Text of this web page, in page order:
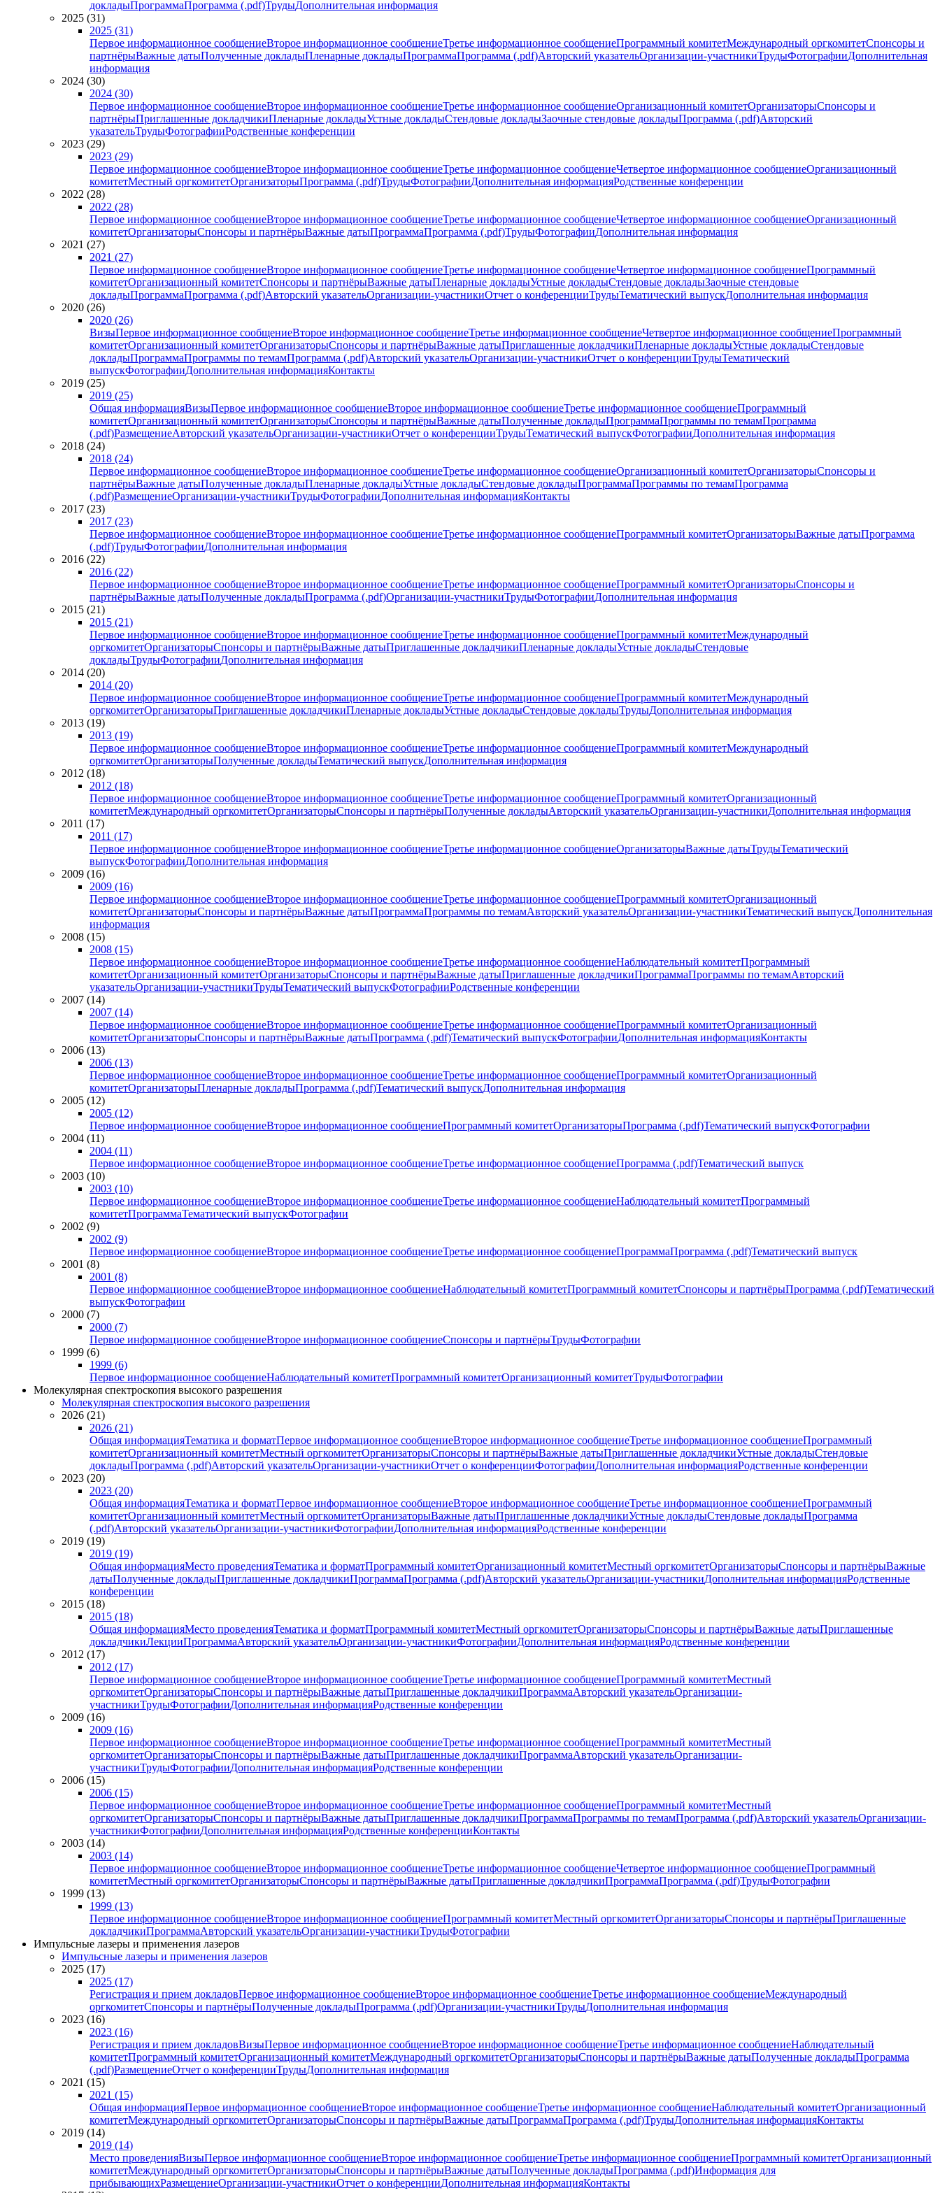
докладыПрограммаПрограмма (.pdf)ТрудыДополнительная информация
2025 (31)
2025 (31)
Первое информационное сообщениеВторое информационное сообщениеТретье информационное сообщениеПрограммный комитетМеждународный оргкомитетСпонсоры и
партнёрыВажные датыПолученные докладыПленарные докладыПрограммаПрограмма (.pdf)Авторский указательОрганизации-участникиТрудыФотографииДополнительная
информация
2024 (30)
2024 (30)
Первое информационное сообщениеВторое информационное сообщениеТретье информационное сообщениеОрганизационный комитетОрганизаторыСпонсоры и
партнёрыПриглашенные докладчикиПленарные докладыУстные докладыСтендовые докладыЗаочные стендовые докладыПрограмма (.pdf)Авторский
указательТрудыФотографииРодственные конференции
2023 (29)
2023 (29)
Первое информационное сообщениеВторое информационное сообщениеТретье информационное сообщениеЧетвертое информационное сообщениеОрганизационный
комитетМестный оргкомитетОрганизаторыПрограмма (.pdf)ТрудыФотографииДополнительная информацияРодственные конференции
2022 (28)
2022 (28)
Первое информационное сообщениеВторое информационное сообщениеТретье информационное сообщениеЧетвертое информационное сообщениеОрганизационный
комитетОрганизаторыСпонсоры и партнёрыВажные датыПрограммаПрограмма (.pdf)ТрудыФотографииДополнительная информация
2021 (27)
2021 (27)
Первое информационное сообщениеВторое информационное сообщениеТретье информационное сообщениеЧетвертое информационное сообщениеПрограммный
комитетОрганизационный комитетСпонсоры и партнёрыВажные датыПленарные докладыУстные докладыСтендовые докладыЗаочные стендовые
докладыПрограммаПрограмма (.pdf)Авторский указательОрганизации-участникиОтчет о конференцииТрудыТематический выпускДополнительная информация
2020 (26)
2020 (26)
ВизыПервое информационное сообщениеВторое информационное сообщениеТретье информационное сообщениеЧетвертое информационное сообщениеПрограммный
комитетОрганизационный комитетОрганизаторыСпонсоры и партнёрыВажные датыПриглашенные докладчикиПленарные докладыУстные докладыСтендовые
докладыПрограммаПрограммы по темамПрограмма (.pdf)Авторский указательОрганизации-участникиОтчет о конференцииТрудыТематический
выпускФотографииДополнительная информацияКонтакты
2019 (25)
2019 (25)
Общая информацияВизыПервое информационное сообщениеВторое информационное сообщениеТретье информационное сообщениеПрограммный
комитетОрганизационный комитетОрганизаторыСпонсоры и партнёрыВажные датыПолученные докладыПрограммаПрограммы по темамПрограмма
(.pdf)РазмещениеАвторский указательОрганизации-участникиОтчет о конференцииТрудыТематический выпускФотографииДополнительная информация
2018 (24)
2018 (24)
Первое информационное сообщениеВторое информационное сообщениеТретье информационное сообщениеОрганизационный комитетОрганизаторыСпонсоры и
партнёрыВажные датыПолученные докладыПленарные докладыУстные докладыСтендовые докладыПрограммаПрограммы по темамПрограмма
(.pdf)РазмещениеОрганизации-участникиТрудыФотографииДополнительная информацияКонтакты
2017 (23)
2017 (23)
Первое информационное сообщениеВторое информационное сообщениеТретье информационное сообщениеПрограммный комитетОрганизаторыВажные датыПрограмма
(.pdf)ТрудыФотографииДополнительная информация
2016 (22)
2016 (22)
Первое информационное сообщениеВторое информационное сообщениеТретье информационное сообщениеПрограммный комитетОрганизаторыСпонсоры и
партнёрыВажные датыПолученные докладыПрограмма (.pdf)Организации-участникиТрудыФотографииДополнительная информация
2015 (21)
2015 (21)
Первое информационное сообщениеВторое информационное сообщениеТретье информационное сообщениеПрограммный комитетМеждународный
оргкомитетОрганизаторыСпонсоры и партнёрыВажные датыПриглашенные докладчикиПленарные докладыУстные докладыСтендовые
докладыТрудыФотографииДополнительная информация
2014 (20)
2014 (20)
Первое информационное сообщениеВторое информационное сообщениеТретье информационное сообщениеПрограммный комитетМеждународный
оргкомитетОрганизаторыПриглашенные докладчикиПленарные докладыУстные докладыСтендовые докладыТрудыДополнительная информация
2013 (19)
2013 (19)
Первое информационное сообщениеВторое информационное сообщениеТретье информационное сообщениеПрограммный комитетМеждународный
оргкомитетОрганизаторыПолученные докладыТематический выпускДополнительная информация
2012 (18)
2012 (18)
Первое информационное сообщениеВторое информационное сообщениеТретье информационное сообщениеПрограммный комитетОрганизационный
комитетМеждународный оргкомитетОрганизаторыСпонсоры и партнёрыПолученные докладыАвторский указательОрганизации-участникиДополнительная информация
2011 (17)
2011 (17)
Первое информационное сообщениеВторое информационное сообщениеТретье информационное сообщениеОрганизаторыВажные датыТрудыТематический
выпускФотографииДополнительная информация
2009 (16)
2009 (16)
Первое информационное сообщениеВторое информационное сообщениеТретье информационное сообщениеПрограммный комитетОрганизационный
комитетОрганизаторыСпонсоры и партнёрыВажные датыПрограммаПрограммы по темамАвторский указательОрганизации-участникиТематический выпускДополнительная
информация
2008 (15)
2008 (15)
Первое информационное сообщениеВторое информационное сообщениеТретье информационное сообщениеНаблюдательный комитетПрограммный
комитетОрганизационный комитетОрганизаторыСпонсоры и партнёрыВажные датыПриглашенные докладчикиПрограммаПрограммы по темамАвторский
указательОрганизации-участникиТрудыТематический выпускФотографииРодственные конференции
2007 (14)
2007 (14)
Первое информационное сообщениеВторое информационное сообщениеТретье информационное сообщениеПрограммный комитетОрганизационный
комитетОрганизаторыСпонсоры и партнёрыВажные датыПрограмма (.pdf)Тематический выпускФотографииДополнительная информацияКонтакты
2006 (13)
2006 (13)
Первое информационное сообщениеВторое информационное сообщениеТретье информационное сообщениеПрограммный комитетОрганизационный
комитетОрганизаторыПленарные докладыПрограмма (.pdf)Тематический выпускДополнительная информация
2005 (12)
2005 (12)
Первое информационное сообщениеВторое информационное сообщениеПрограммный комитетОрганизаторыПрограмма (.pdf)Тематический выпускФотографии
2004 (11)
2004 (11)
Первое информационное сообщениеВторое информационное сообщениеТретье информационное сообщениеПрограмма (.pdf)Тематический выпуск
2003 (10)
2003 (10)
Первое информационное сообщениеВторое информационное сообщениеТретье информационное сообщениеНаблюдательный комитетПрограммный
комитетПрограммаТематический выпускФотографии
2002 (9)
2002 (9)
Первое информационное сообщениеВторое информационное сообщениеТретье информационное сообщениеПрограммаПрограмма (.pdf)Тематический выпуск
2001 (8)
2001 (8)
Первое информационное сообщениеВторое информационное сообщениеНаблюдательный комитетПрограммный комитетСпонсоры и партнёрыПрограмма (.pdf)Тематический
выпускФотографии
2000 (7)
2000 (7)
Первое информационное сообщениеВторое информационное сообщениеСпонсоры и партнёрыТрудыФотографии
1999 (6)
1999 (6)
Первое информационное сообщениеНаблюдательный комитетПрограммный комитетОрганизационный комитетТрудыФотографии
Молекулярная спектроскопия высокого разрешения
Молекулярная спектроскопия высокого разрешения
2026 (21)
2026 (21)
Общая информацияТематика и форматПервое информационное сообщениеВторое информационное сообщениеТретье информационное сообщениеПрограммный
комитетОрганизационный комитетМестный оргкомитетОрганизаторыСпонсоры и партнёрыВажные датыПриглашенные докладчикиУстные докладыСтендовые
докладыПрограмма (.pdf)Авторский указательОрганизации-участникиОтчет о конференцииФотографииДополнительная информацияРодственные конференции
2023 (20)
2023 (20)
Общая информацияТематика и форматПервое информационное сообщениеВторое информационное сообщениеТретье информационное сообщениеПрограммный
комитетОрганизационный комитетМестный оргкомитетОрганизаторыВажные датыПриглашенные докладчикиУстные докладыСтендовые докладыПрограмма
(.pdf)Авторский указательОрганизации-участникиФотографииДополнительная информацияРодственные конференции
2019 (19)
2019 (19)
Общая информацияМесто проведенияТематика и форматПрограммный комитетОрганизационный комитетМестный оргкомитетОрганизаторыСпонсоры и партнёрыВажные
датыПолученные докладыПриглашенные докладчикиПрограммаПрограмма (.pdf)Авторский указательОрганизации-участникиДополнительная информацияРодственные
конференции
2015 (18)
2015 (18)
Общая информацияМесто проведенияТематика и форматПрограммный комитетМестный оргкомитетОрганизаторыСпонсоры и партнёрыВажные датыПриглашенные
докладчикиЛекцииПрограммаАвторский указательОрганизации-участникиФотографииДополнительная информацияРодственные конференции
2012 (17)
2012 (17)
Первое информационное сообщениеВторое информационное сообщениеТретье информационное сообщениеПрограммный комитетМестный
оргкомитетОрганизаторыСпонсоры и партнёрыВажные датыПриглашенные докладчикиПрограммаАвторский указательОрганизации-
участникиТрудыФотографииДополнительная информацияРодственные конференции
2009 (16)
2009 (16)
Первое информационное сообщениеВторое информационное сообщениеТретье информационное сообщениеПрограммный комитетМестный
оргкомитетОрганизаторыСпонсоры и партнёрыВажные датыПриглашенные докладчикиПрограммаАвторский указательОрганизации-
участникиТрудыФотографииДополнительная информацияРодственные конференции
2006 (15)
2006 (15)
Первое информационное сообщениеВторое информационное сообщениеТретье информационное сообщениеПрограммный комитетМестный
оргкомитетОрганизаторыСпонсоры и партнёрыВажные датыПриглашенные докладчикиПрограммаПрограммы по темамПрограмма (.pdf)Авторский указательОрганизации-
участникиФотографииДополнительная информацияРодственные конференцииКонтакты
2003 (14)
2003 (14)
Первое информационное сообщениеВторое информационное сообщениеТретье информационное сообщениеЧетвертое информационное сообщениеПрограммный
комитетМестный оргкомитетОрганизаторыСпонсоры и партнёрыВажные датыПриглашенные докладчикиПрограммаПрограмма (.pdf)ТрудыФотографии
1999 (13)
1999 (13)
Первое информационное сообщениеВторое информационное сообщениеПрограммный комитетМестный оргкомитетОрганизаторыСпонсоры и партнёрыПриглашенные
докладчикиПрограммаАвторский указательОрганизации-участникиТрудыФотографии
Импульсные лазеры и применения лазеров
Импульсные лазеры и применения лазеров
2025 (17)
2025 (17)
Регистрация и прием докладовПервое информационное сообщениеВторое информационное сообщениеТретье информационное сообщениеМеждународный
оргкомитетСпонсоры и партнёрыПолученные докладыПрограмма (.pdf)Организации-участникиТрудыДополнительная информация
2023 (16)
2023 (16)
Регистрация и прием докладовВизыПервое информационное сообщениеВторое информационное сообщениеТретье информационное сообщениеНаблюдательный
комитетПрограммный комитетОрганизационный комитетМеждународный оргкомитетОрганизаторыСпонсоры и партнёрыВажные датыПолученные докладыПрограмма
(.pdf)РазмещениеОтчет о конференцииТрудыДополнительная информация
2021 (15)
2021 (15)
Общая информацияПервое информационное сообщениеВторое информационное сообщениеТретье информационное сообщениеНаблюдательный комитетОрганизационный
комитетМеждународный оргкомитетОрганизаторыСпонсоры и партнёрыВажные датыПрограммаПрограмма (.pdf)ТрудыДополнительная информацияКонтакты
2019 (14)
2019 (14)
Место проведенияВизыПервое информационное сообщениеВторое информационное сообщениеТретье информационное сообщениеПрограммный комитетОрганизационный
комитетМеждународный оргкомитетОрганизаторыСпонсоры и партнёрыВажные датыПолученные докладыПрограмма (.pdf)Информация для
прибывающихРазмещениеОрганизации-участникиОтчет о конференцииДополнительная информацияКонтакты